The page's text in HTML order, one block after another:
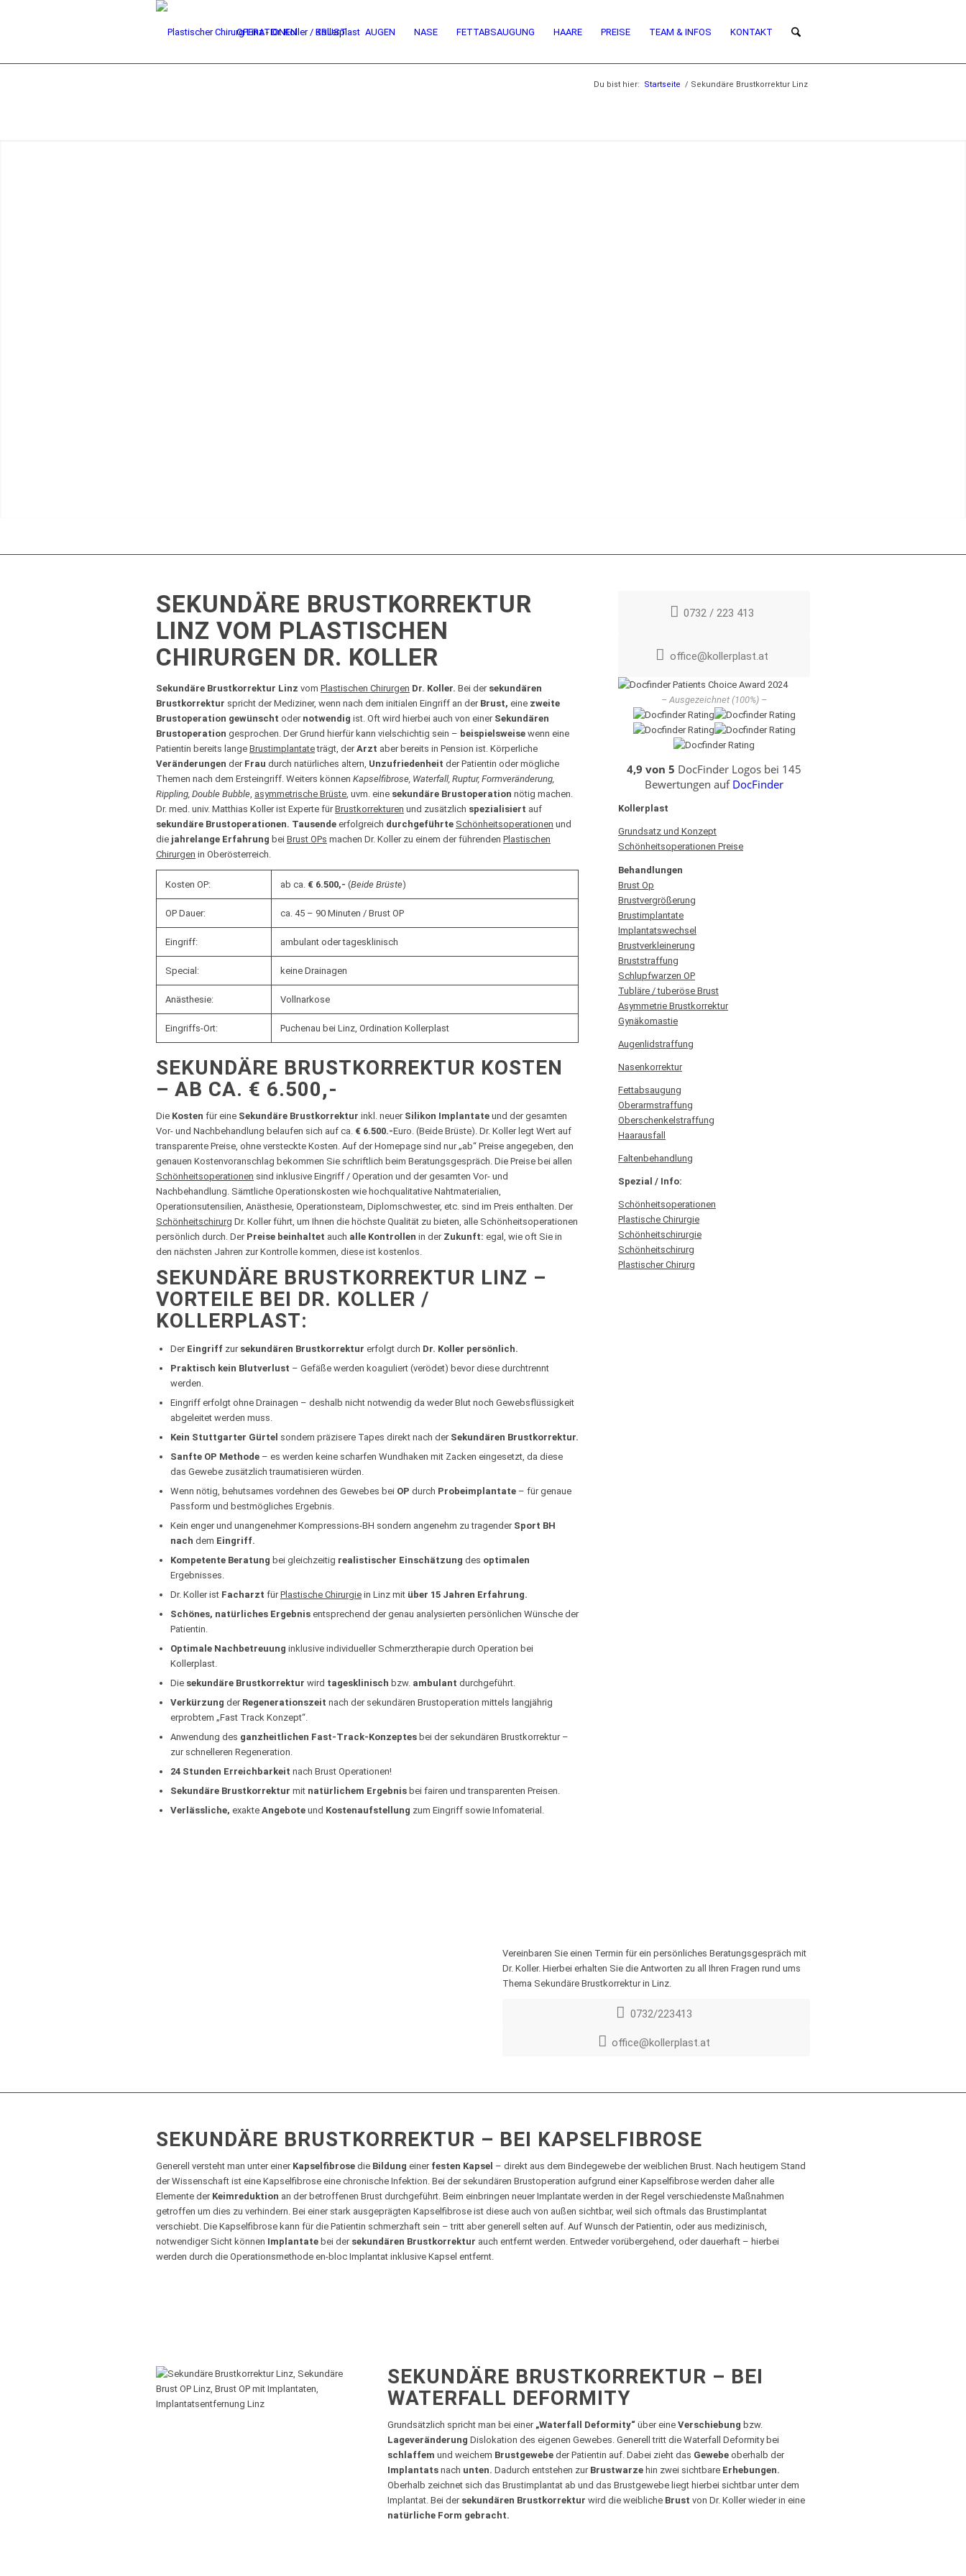
OPERATIONEN BRUST AUGEN NASE FETTABSAUGUNG HAARE PREISE TEAM & INFOS KONTAKT
Du bist hier: Startseite / Sekundäre Brustkorrektur Linz
SEKUNDÄRE BRUSTKORREKTUR
LINZ VOM PLASTISCHEN
CHIRURGEN DR. KOLLER
Sekundäre Brustkorrektur Linz vom Plastischen Chirurgen Dr. Koller. Bei der sekundären
Brustkorrektur spricht der Mediziner, wenn nach dem initialen Eingriff an der Brust, eine zweite
Brustoperation gewünscht oder notwendig ist. Oft wird hierbei auch von einer Sekundären
Brustoperation gesprochen. Der Grund hierfür kann vielschichtig sein – beispielsweise wenn eine
Patientin bereits lange Brustimplantateträgt, derArzt aber bereits in Pension ist. Körperliche
Veränderungen der Frau durch natürliches altern, Unzufriedenheit der Patientin oder mögliche
Themen nach dem Ersteingriff. Weiters können Kapselfibrose, Waterfall, Ruptur, Formveränderung,
Rippling, Double Bubble asymmetrische Brüste , uvm. eine sekundäre Brustoperation nötig machen.
Dr. med. univ. Matthias Koller ist Experte fürBrustkorrekturen und zusätzlich spezialisiert auf
sekundäre Brustoperationen. Tausende erfolgreich durchgeführte Schönheitsoperationen und
die jahrelange Erfahrung bei Brust OPs machen Dr. Koller zu einem der führenden Plastischen
Chirurgen in Oberösterreich.
Kosten OP: ab ca. € 6.500,- (Beide Brüste)
OP Dauer: ca. 45 – 90 Minuten / Brust OP
Eingriff: ambulant oder tagesklinisch
Special: keine Drainagen
Anästhesie: Vollnarkose
Eingriffs-Ort: Puchenau bei Linz, Ordination Kollerplast
SEKUNDÄRE BRUSTKORREKTUR KOSTEN
– AB CA. € 6.500,-
Die Kosten für eine Sekundäre Brustkorrektur inkl. neuer Silikon Implantate und der gesamten
Vor- und Nachbehandlung belaufen sich auf ca. € 6.500.-Euro. (Beide Brüste). Dr. Koller legt Wert auf
transparente Preise, ohne versteckte Kosten. Auf der Homepage sind nur „ab“ Preise angegeben, den
genauen Kostenvoranschlag bekommen Sie schriftlich beim Beratungsgespräch. Die Preise bei allen
Schönheitsoperationen sind inklusive Eingriff / Operation und der gesamten Vor- und
Nachbehandlung. Sämtliche Operationskosten wie hochqualitative Nahtmaterialien,
Operationsutensilien, Anästhesie, Operationsteam, Diplomschwester, etc. sind im Preis enthalten. Der
Schönheitschirurg Dr. Koller führt, um Ihnen die höchste Qualität zu bieten, alle Schönheitsoperationen
persönlich durch. Der Preise beinhaltet auch alle Kontrollen in der Zukunft: egal, wie oft Sie in
den nächsten Jahren zur Kontrolle kommen, diese ist kostenlos.
SEKUNDÄRE BRUSTKORREKTUR LINZ –
VORTEILE BEI DR. KOLLER /
KOLLERPLAST:
Der Eingriff zur sekundären Brustkorrektur erfolgt durch Dr. Koller persönlich.
Praktisch kein Blutverlust – Gefäße werden koaguliert (verödet) bevor diese durchtrennt
werden.
Eingriff erfolgt ohne Drainagen – deshalb nicht notwendig da weder Blut noch Gewebsflüssigkeit
abgeleitet werden muss.
Kein Stuttgarter Gürtel sondern präzisere Tapes direkt nach der Sekundären Brustkorrektur.
Sanfte OP Methode – es werden keine scharfen Wundhaken mit Zacken eingesetzt, da diese
das Gewebe zusätzlich traumatisieren würden.
Wenn nötig, behutsames vordehnen des Gewebes bei OP durch Probeimplantate – für genaue
Passform und bestmögliches Ergebnis.
Kein enger und unangenehmer Kompressions-BH sondern angenehm zu tragender Sport BH
nach dem Eingriff.
Kompetente Beratung bei gleichzeitig realistischer Einschätzung des optimalen
Ergebnisses.
Dr. Koller ist Facharzt fürPlastische Chirurgie in Linz mit über 15 Jahren Erfahrung.
Schönes, natürliches Ergebnis entsprechend der genau analysierten persönlichen Wünsche der
Patientin.
Optimale Nachbetreuung inklusive individueller Schmerztherapie durch Operation bei
Kollerplast.
Die sekundäre Brustkorrektur wird tagesklinisch bzw. ambulant durchgeführt.
Verkürzung der Regenerationszeit nach der sekundären Brustoperation mittels langjährig
erprobtem „Fast Track Konzept“.
Anwendung des ganzheitlichen Fast-Track-Konzeptes bei der sekundären Brustkorrektur –
zur schnelleren Regeneration.
24 Stunden Erreichbarkeit nach Brust Operationen!
Sekundäre Brustkorrektur mit natürlichem Ergebnis bei fairen und transparenten Preisen.
Verlässliche, exakte Angebote und Kostenaufstellung zum Eingriff sowie Infomaterial.
0732 / 223 413
office@kollerplast.at
– Ausgezeichnet (100%) –
4,9 von 5 DocFinder Logos bei 145
Bewertungen auf DocFinder
Kollerplast
Grundsatz und Konzept
Schönheitsoperationen Preise
Behandlungen
Brust Op
Brustvergrößerung
Brustimplantate
Implantatswechsel
Brustverkleinerung
Bruststraffung
Schlupfwarzen OP
Tubläre / tuberöse Brust
Asymmetrie Brustkorrektur
Gynäkomastie
Augenlidstraffung
Nasenkorrektur
Fettabsaugung
Oberarmstraffung
Oberschenkelstraffung
Haarausfall
Faltenbehandlung
Spezial / Info:
Schönheitsoperationen
Plastische Chirurgie
Schönheitschirurgie
Schönheitschirurg
Plastischer Chirurg
Vereinbaren Sie einen Termin für ein persönliches Beratungsgespräch mit
Dr. Koller. Hierbei erhalten Sie die Antworten zu all Ihren Fragen rund ums
Thema Sekundäre Brustkorrektur in Linz.
0732/223413
office@kollerplast.at
SEKUNDÄRE BRUSTKORREKTUR – BEI KAPSELFIBROSE
Generell versteht man unter einer Kapselfibrose die Bildung einer festen Kapsel – direkt aus dem Bindegewebe der weiblichen Brust. Nach heutigem Stand
der Wissenschaft ist eine Kapselfibrose eine chronische Infektion. Bei der sekundären Brustoperation aufgrund einer Kapselfibrose werden daher alle
Elemente der Keimreduktion an der betroffenen Brust durchgeführt. Beim einbringen neuer Implantate werden in der Regel verschiedenste Maßnahmen
getroffen um dies zu verhindern. Bei einer stark ausgeprägten Kapselfibrose ist diese auch von außen sichtbar, weil sich oftmals das Brustimplantat
verschiebt. Die Kapselfibrose kann für die Patientin schmerzhaft sein – tritt aber generell selten auf. Auf Wunsch der Patientin, oder aus medizinisch,
notwendiger Sicht können Implantate bei der sekundären Brustkorrektur auch entfernt werden. Entweder vorübergehend, oder dauerhaft – hierbei
werden durch die Operationsmethode en-bloc Implantat inklusive Kapsel entfernt.
SEKUNDÄRE BRUSTKORREKTUR – BEI
WATERFALL DEFORMITY
Grundsätzlich spricht man bei einer „Waterfall Deformity“über eine Verschiebung bzw.
Lageveränderung Dislokation des eigenen Gewebes. Generell tritt die Waterfall Deformity bei
schlaffem und weichem Brustgewebeder Patientin auf. Dabei zieht das Gewebeoberhalb der
Implantatsnach unten. Dadurch entstehen zur Brustwarzehin zwei sichtbare Erhebungen.
Oberhalb zeichnet sich das Brustimplantat ab und das Brustgewebe liegt hierbei sichtbar unter dem
Implantat. Bei der sekundären Brustkorrektur wird die weibliche Brust von Dr. Koller wieder in eine
natürliche Form gebracht.